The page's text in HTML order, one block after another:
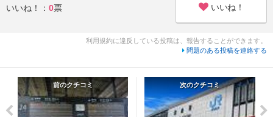
いいね！： 0票 いいね！
利用規約に違反している投稿は、報告することができます。
問題のある投稿を連絡する
前のクチコミ 次のクチコミ